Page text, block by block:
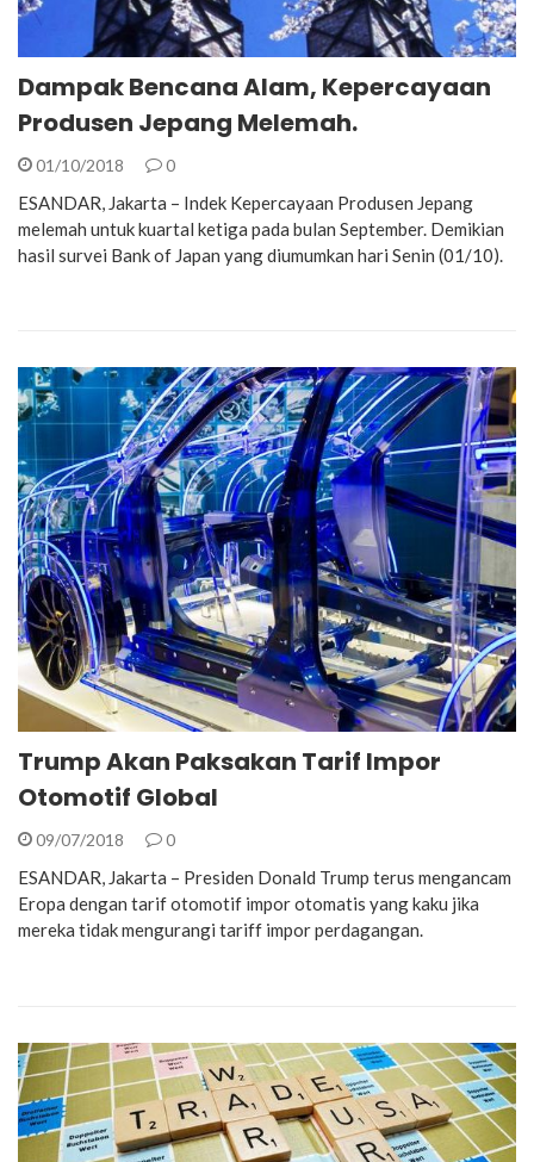
Dampak Bencana Alam, Kepercayaan
Produsen Jepang Melemah.
01/10/2018 0
ESANDAR, Jakarta – Indek Kepercayaan Produsen Jepang
melemah untuk kuartal ketiga pada bulan September. Demikian
hasil survei Bank of Japan yang diumumkan hari Senin (01/10).
Trump Akan Paksakan Tarif Impor
Otomotif Global
09/07/2018 0
ESANDAR, Jakarta – Presiden Donald Trump terus mengancam
Eropa dengan tarif otomotif impor otomatis yang kaku jika
mereka tidak mengurangi tariff impor perdagangan.